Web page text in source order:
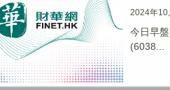
2024年10
今日早
(6038...